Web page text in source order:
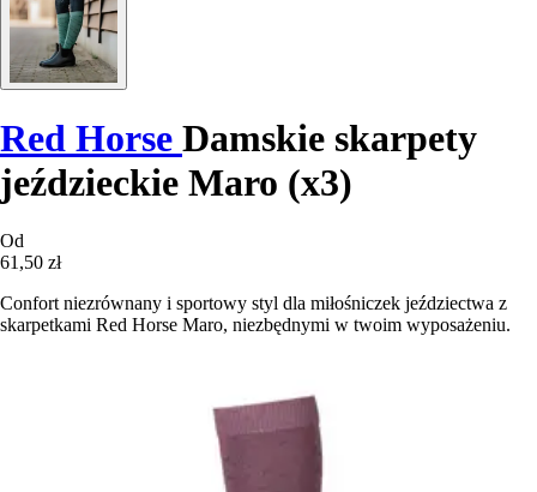
Red Horse Damskie skarpety
jeździeckie Maro (x3)
Od
61,50 zł
Confort niezrównany i sportowy styl dla miłośniczek jeździectwa z
skarpetkami Red Horse Maro, niezbędnymi w twoim wyposażeniu.